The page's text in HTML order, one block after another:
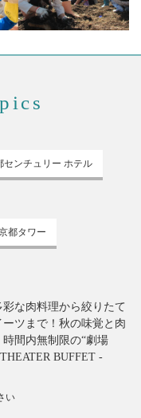
センチュリー ホテル
都タワー
な肉料理から絞りたて
ツまで！秋の味覚と肉
間内無制限の“劇場
BUFFET -
い